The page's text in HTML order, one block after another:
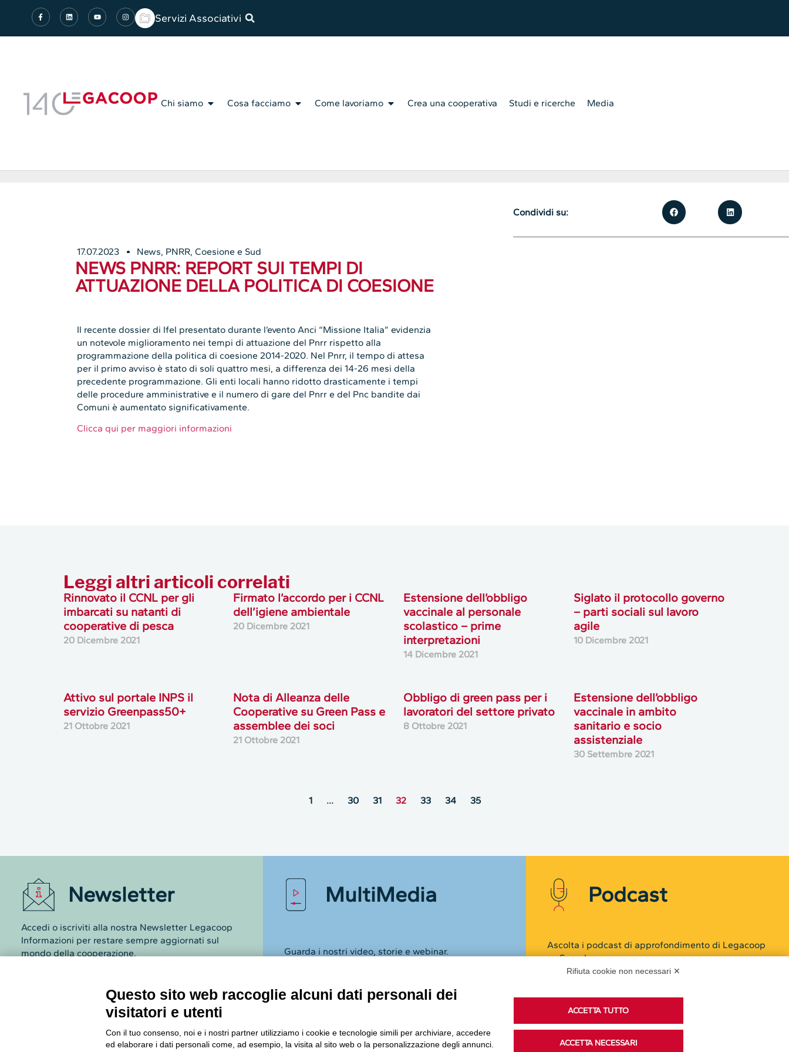
Servizi Associativi
Chi siamo Cosa facciamo Come lavoriamo Crea una cooperativa Studi e ricerche Media
17.07.2023 News, PNRR, Coesione e Sud
NEWS PNRR: REPORT SUI TEMPI DI
ATTUAZIONE DELLA POLITICA DI COESIONE
Il recente dossier di Ifel presentato durante l’evento Anci “Missione Italia” evidenzia
un notevole miglioramento nei tempi di attuazione del Pnrr rispetto alla
programmazione della politica di coesione 2014-2020. Nel Pnrr, il tempo di attesa
per il primo avviso è stato di soli quattro mesi, a differenza dei 14-26 mesi della
precedente programmazione. Gli enti locali hanno ridotto drasticamente i tempi
delle procedure amministrative e il numero di gare del Pnrr e del Pnc bandite dai
Comuni è aumentato significativamente.
Clicca qui per maggiori informazioni
Condividi su:
Leggi altri articoli correlati
Rinnovato il CCNL per gli
imbarcati su natanti di
cooperative di pesca
20 Dicembre 2021
Firmato l’accordo per i CCNL
dell’igiene ambientale
20 Dicembre 2021
Estensione dell’obbligo
vaccinale al personale
scolastico – prime
interpretazioni
14 Dicembre 2021
Siglato il protocollo governo
– parti sociali sul lavoro
agile
10 Dicembre 2021
Attivo sul portale INPS il
servizio Greenpass50+
21 Ottobre 2021
Nota di Alleanza delle
Cooperative su Green Pass e
assemblee dei soci
21 Ottobre 2021
Obbligo di green pass per i
lavoratori del settore privato
8 Ottobre 2021
Estensione dell’obbligo
vaccinale in ambito
sanitario e socio
assistenziale
30 Settembre 2021
1 … 30 31 32 33 34 35
Newsletter
Accedi o iscriviti alla nostra Newsletter Legacoop
Informazioni per restare sempre aggiornati sul
mondo della cooperazione.
Archivio Newsletter
MultiMedia
Guarda i nostri video, storie e webinar.
Podcast
Ascolta i podcast di approfondimento di Legacoop
su Spreaker.
Accedi alla sezione
Rifiuta cookie non necessari ✕
Questo sito web raccoglie alcuni dati personali dei
visitatori e utenti
Con il tuo consenso, noi e i nostri partner utilizziamo i cookie e tecnologie simili per archiviare, accedere
ed elaborare i dati personali come, ad esempio, la visita al sito web o la personalizzazione degli annunci.
ACCETTA TUTTO
ACCETTA NECESSARI